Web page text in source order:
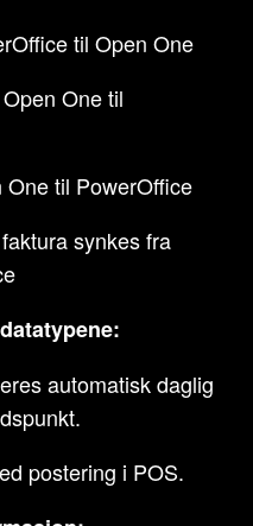
til Open One
One til
til PowerOffice
synkes fra
automatisk daglig
postering i POS.